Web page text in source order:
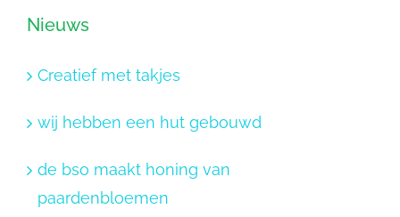
Nieuws
Creatief met takjes
wij hebben een hut gebouwd
de bso maakt honing van
paardenbloemen